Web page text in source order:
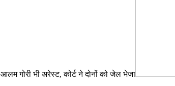
गोरी भी अरेस्ट, कोर्ट ने दोनों को जेल भेजा